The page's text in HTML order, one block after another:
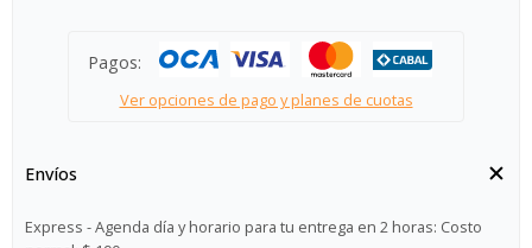
Pagos:
Ver opciones de pago y planes de cuotas
Envíos
Express - Agenda día y horario para tu entrega en 2 horas: Costo